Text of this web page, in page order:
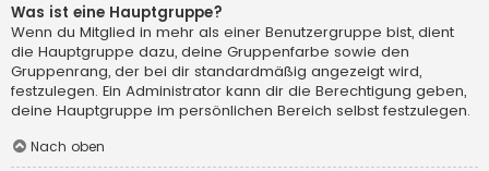
Was ist eine Hauptgruppe?
Wenn du Mitglied in mehr als einer Benutzergruppe bist, dient
die Hauptgruppe dazu, deine Gruppenfarbe sowie den
Gruppenrang, der bei dir standardmäßig angezeigt wird,
festzulegen. Ein Administrator kann dir die Berechtigung geben,
deine Hauptgruppe im persönlichen Bereich selbst festzulegen.
Nach oben